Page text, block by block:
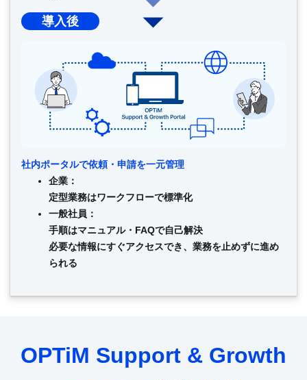
導入後
社内ポータルで依頼・申請を一元管理
企業：
定型業務はワークフローで標準化
一般社員：
手順はマニュアル・FAQで自己解決
必要な情報にすぐアクセスでき、業務を止めずに進め
られる
OPTiM Support & Growth